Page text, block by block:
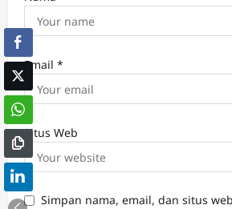
Email *
Situs Web
Simpan nama, email, dan situs